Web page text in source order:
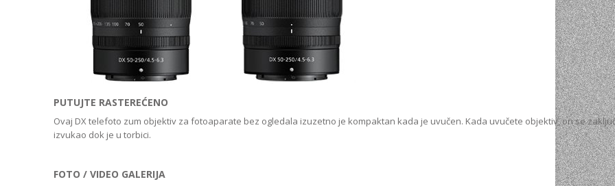
PUTUJTE RASTEREĆENO
Ovaj DX telefoto zum objektiv za fotoaparate bez ogledala izuzetno je kompaktan kada je uvučen. Kada uvučete objektiv, on se
izvukao dok je u torbici.
FOTO / VIDEO GALERIJA